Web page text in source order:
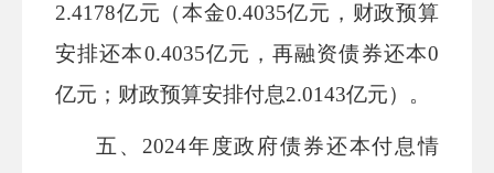
2.4178亿元（本金0.4035亿元，财政预算
安排还本0.4035亿元，再融资债券还本0
亿元；财政预算安排付息2.0143亿元）。
五 、 2024年度政府债券还本付息情